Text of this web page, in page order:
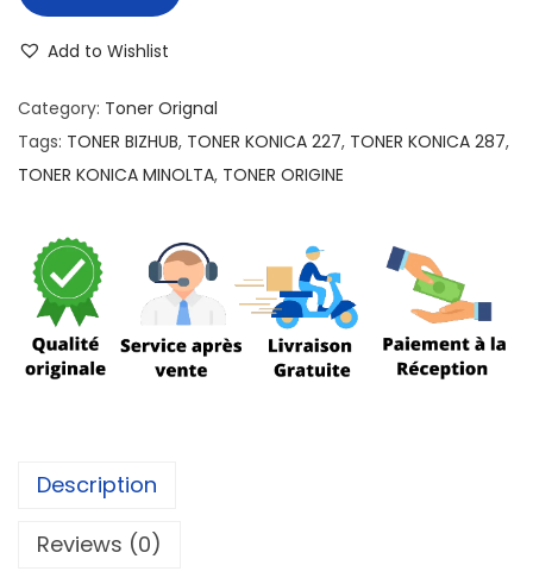
Add to Wishlist
Category: Toner Orignal
Tags: TONER BIZHUB, TONER KONICA 227, TONER KONICA 287,
TONER KONICA MINOLTA, TONER ORIGINE
Description
Reviews (0)